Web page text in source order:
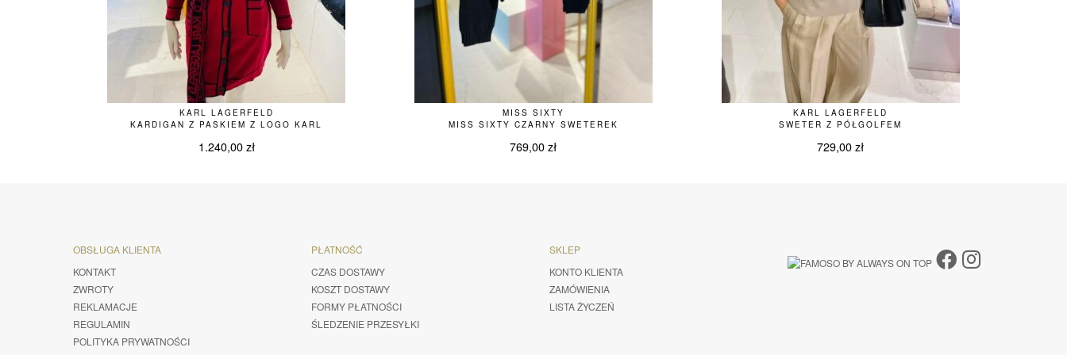
KARL LAGERFELD
KARDIGAN Z PASKIEM Z LOGO KARL
1.240,00 zł
MISS SIXTY
MISS SIXTY CZARNY SWETEREK
769,00zł
KARL LAGERFELD
SWETER Z PÓŁGOLFEM
729,00zł
OBSŁUGA KLIENTA
KONTAKT
ZWROTY
REKLAMACJE
REGULAMIN
POLITYKA PRYWATNOŚCI
PŁATNOŚĆ
CZAS DOSTAWY
KOSZT DOSTAWY
FORMY PŁATNOŚCI
ŚLEDZENIE PRZESYŁKI
SKLEP
KONTO KLIENTA
ZAMÓWIENIA
LISTA ŻYCZEŃ